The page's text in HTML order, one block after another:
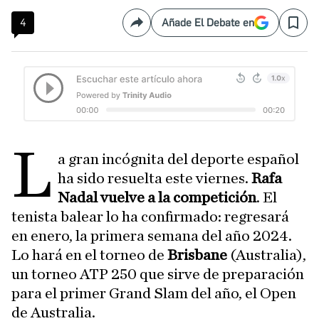
4 CompartirAñade El Debate en Save
L a gran incógnita del deporte español
ha sido resuelta este viernes.Rafa
Nadal vuelve a la competición. El
tenista balear lo ha confirmado: regresará
en enero, la primera semana del año 2024.
Lo hará en el torneo de Brisbane (Australia),
un torneo ATP 250 que sirve de preparación
para el primer Grand Slam del año, el Open
de Australia.